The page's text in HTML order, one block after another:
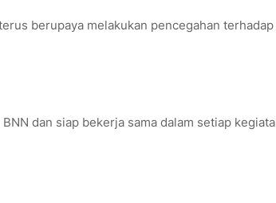
berupaya melakukan pencegahan
dan siap bekerja sama dalam setiap